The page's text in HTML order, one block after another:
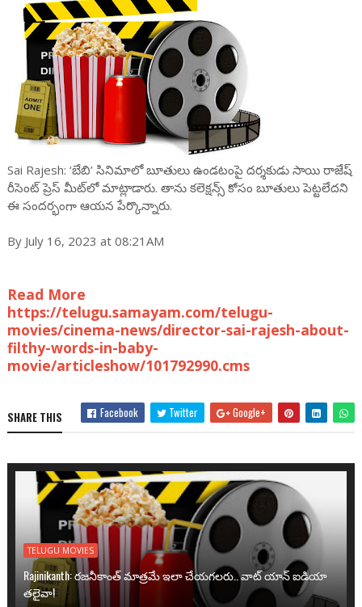
Sai Rajesh: ‘బేబి’ సినిమాలో బూతులు ఉండ‌టంపై ద‌ర్శ‌కుడు సాయి రాజేష్
రీసెంట్ ప్రెస్ మీట్‌లో మాట్లాడారు. తాను క‌లెక్ష‌న్స్ కోసం బూతులు పెట్ట‌లేద‌ని
ఈ సంద‌ర్భంగా ఆయ‌న పేర్కొన్నారు.
By July 16, 2023 at 08:21AM
Read More
https://telugu.samayam.com/telugu-
movies/cinema-news/director-sai-rajesh-about-
filthy-words-in-baby-
movie/articleshow/101792990.cms
SHARE THIS Facebook Twitter Google+
TELUGU MOVIES
Rajinikanth: రజనీకాంత్ మాత్రమే ఇలా చేయగలరు.. వాట్ యాన్ ఐడియా
తలైవా!